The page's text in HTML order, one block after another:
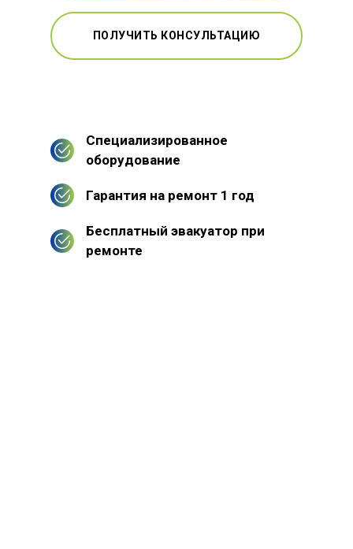
ПОЛУЧИТЬ КОНСУЛЬТАЦИЮ
Специализированное
оборудование
Гарантия на ремонт 1 год
Бесплатный эвакуатор при
ремонте